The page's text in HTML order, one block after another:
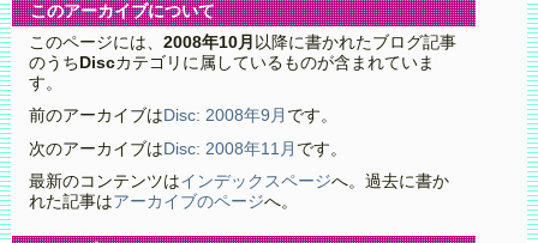
このアーカイブについて
このページには、 2008年10月 以降に書かれたブログ記事
のうち Discカテゴリに属しているものが含まれていま
す。
前のアーカイブは Disc: 2008年9月 です。
次のアーカイブはDisc: 2008年11月 です。
最新のコンテンツはインデックスページへ。過去に書か
れた記事はアーカイブのページへ。